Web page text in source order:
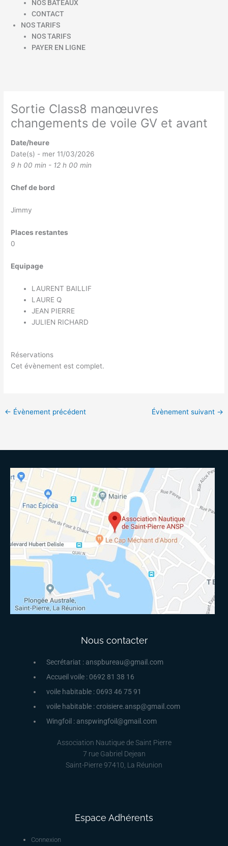
NOS BATEAUX
CONTACT
NOS TARIFS
NOS TARIFS
PAYER EN LIGNE
Sortie Class8 manœuvres
changements de voile GV et avant
Date/heure
Date(s) - mer 11/03/2026
9 h 00 min - 12 h 00 min
Chef de bord
Jimmy
Places restantes
0
Equipage
LAURENT BAILLIF
LAURE Q
JEAN PIERRE
JULIEN RICHARD
Réservations
Cet évènement est complet.
← Évènement précédent Évènement suivant →
Nous contacter
Secrétariat : anspbureau@gmail.com
Accueil voile : 0692 81 38 16
voile habitable : 0693 46 75 91
voile habitable : croisiere.ansp@gmail.com
Wingfoil : anspwingfoil@gmail.com
Association Nautique de Saint Pierre
7 rue Gabriel Dejean
Saint-Pierre 97410, La Réunion
Espace Adhérents
Connexion